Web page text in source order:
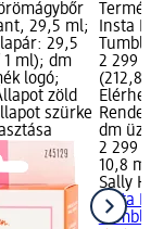
29,5 ml;
29,5
1 ml); dm
logó;
zöld
szürke
Insta
2 299
(212,87
dm
2 299 Ft
10,8 ml
Sally
Insta
Tumble,